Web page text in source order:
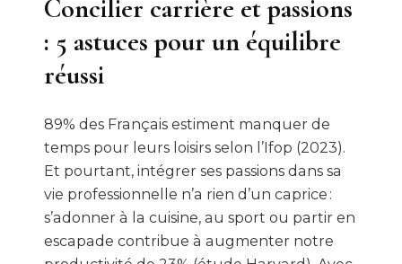
Concilier carrière et passions
: 5 astuces pour un équilibre
réussi
89% des Français estiment manquer de
temps pour leurs loisirs selon l’Ifop (2023).
Et pourtant, intégrer ses passions dans sa
vie professionnelle n’a rien d’un caprice :
s’adonner à la cuisine, au sport ou partir en
escapade contribue à augmenter notre